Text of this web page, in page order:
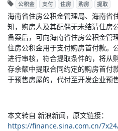
公积金 支付 住房 购房 提取
海南省住房公积金管理局、海南省
知，购房人及其配偶无未结清住房
备案后，可向海南省住房公积金管
住房公积金用于支付购房首付款。
进行审核，符合提取条件的，将从
存余额中提取合同约定的购房首付
于预售房屋的，代付至开发企业预
本文转自 新浪新闻，原文链接：
https://finance.sina.com.cn/